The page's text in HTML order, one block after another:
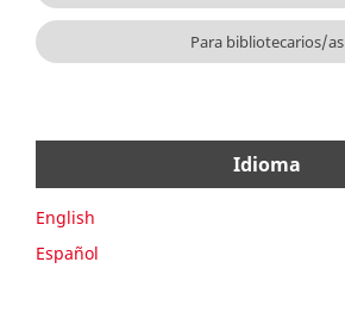
Para bibliotecarios/as
Idioma
English
Español